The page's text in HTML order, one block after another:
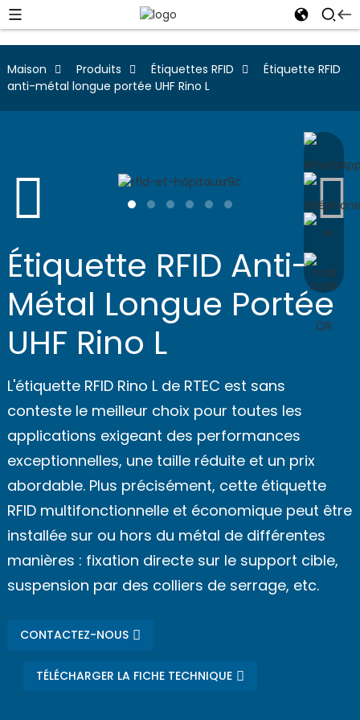
Maison Produits Étiquettes RFID
Étiquette RFID
anti-métal longue portée UHF Rino L
Étiquette RFID Anti-
Métal Longue Portée
UHF Rino L
L'étiquette RFID Rino L de RTEC est sans
conteste le meilleur choix pour toutes les
applications exigeant des performances
exceptionnelles, une taille réduite et un prix
abordable. Plus précisément, cette étiquette
RFID multifonctionnelle et économique peut être
installée sur ou hors du métal de différentes
manières : fixation directe sur le support cible,
suspension par des colliers de serrage, etc.
CONTACTEZ-NOUS
TÉLÉCHARGER LA FICHE TECHNIQUE